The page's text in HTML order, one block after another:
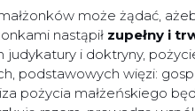
małżonków może żądać,
nastąpił zupełny i
judykatury i doktryny,
podstawowych więzi:
pożycia małżeńskiego